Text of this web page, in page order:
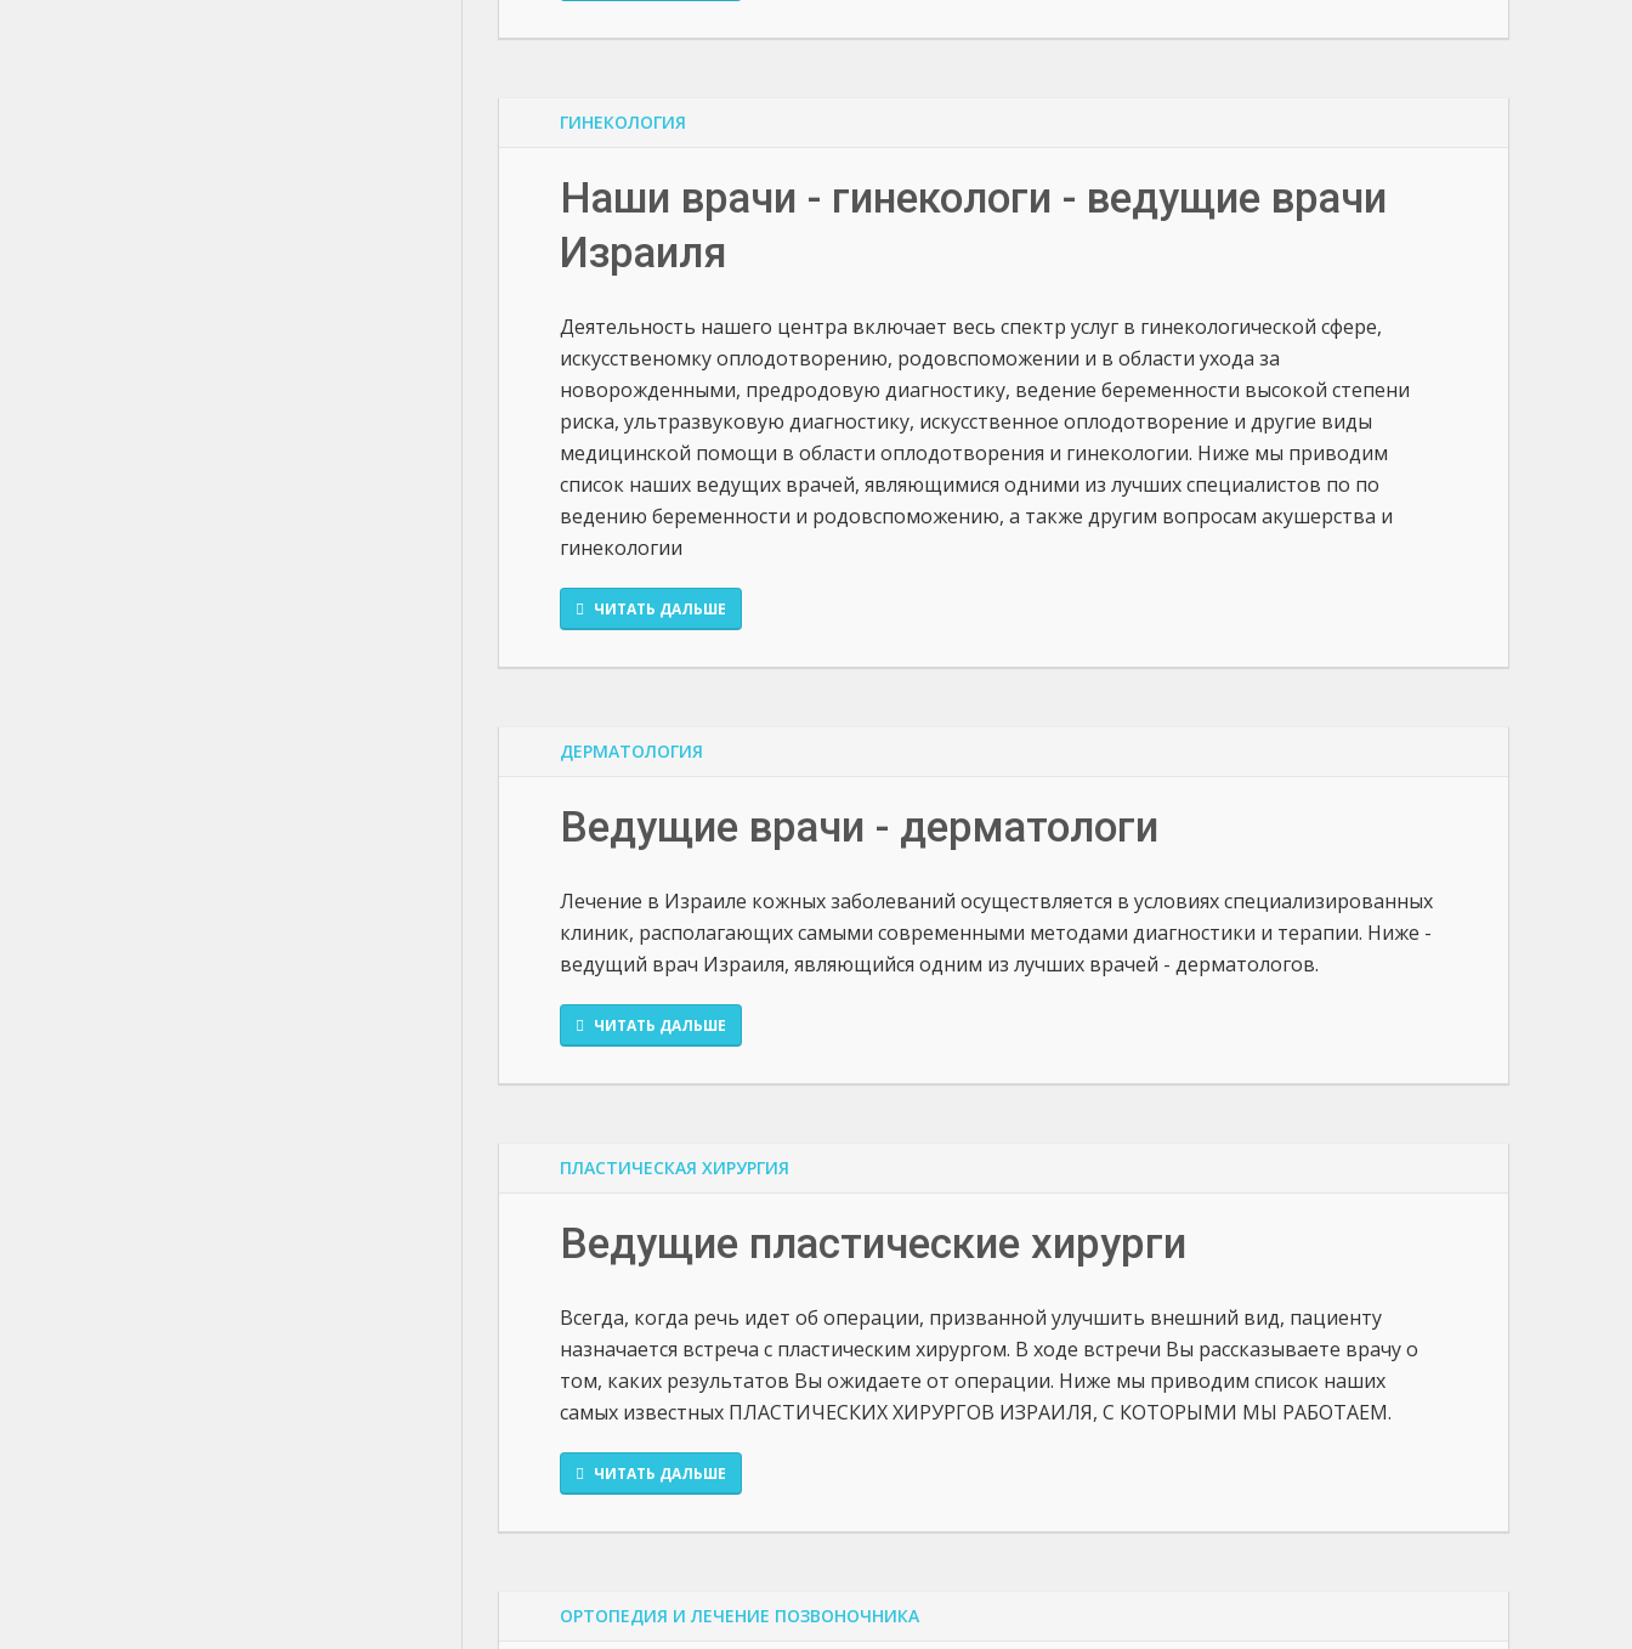
ГИНЕКОЛОГИЯ
Наши врачи - гинекологи - ведущие врачи
Израиля
Деятельность нашего центра включает весь спектр услуг в гинекологической сфере,
искусственомку оплодотворению, родовспоможении и в области ухода за
новорожденными, предродовую диагностику, ведение беременности высокой степени
риска, ультразвуковую диагностику, искусственное оплодотворение и другие виды
медицинской помощи в области оплодотворения и гинекологии. Ниже мы приводим
список наших ведущих врачей, являющимися одними из лучших специалистов по по
ведению беременности и родовспоможению, а также другим вопросам акушерства и
гинекологии
ЧИТАТЬ ДАЛЬШЕ
ДЕРМАТОЛОГИЯ
Ведущие врачи - дерматологи
Лечение в Израиле кожных заболеваний осуществляется в условиях специализированных
клиник, располагающих самыми современными методами диагностики и терапии. Ниже -
ведущий врач Израиля, являющийся одним из лучших врачей - дерматологов.
ЧИТАТЬ ДАЛЬШЕ
ПЛАСТИЧЕСКАЯ ХИРУРГИЯ
Ведущие пластические хирурги
Всегда, когда речь идет об операции, призванной улучшить внешний вид, пациенту
назначается встреча с пластическим хирургом. В ходе встречи Вы рассказываете врачу о
том, каких результатов Вы ожидаете от операции. Ниже мы приводим список наших
самых известных ПЛАСТИЧЕСКИХ ХИРУРГОВ ИЗРАИЛЯ, С КОТОРЫМИ МЫ РАБОТАЕМ.
ЧИТАТЬ ДАЛЬШЕ
ОРТОПЕДИЯ И ЛЕЧЕНИЕ ПОЗВОНОЧНИКА